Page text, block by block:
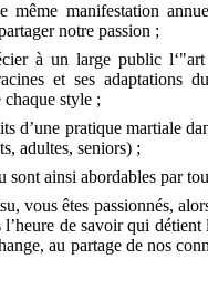
même manifestation
notre passion ;
à un large public
et ses adaptations
style ;
d’une pratique martiale
adultes, seniors) ;
sont ainsi abordables par
vous êtes passionnés,
l’heure de savoir qui
au partage de nos